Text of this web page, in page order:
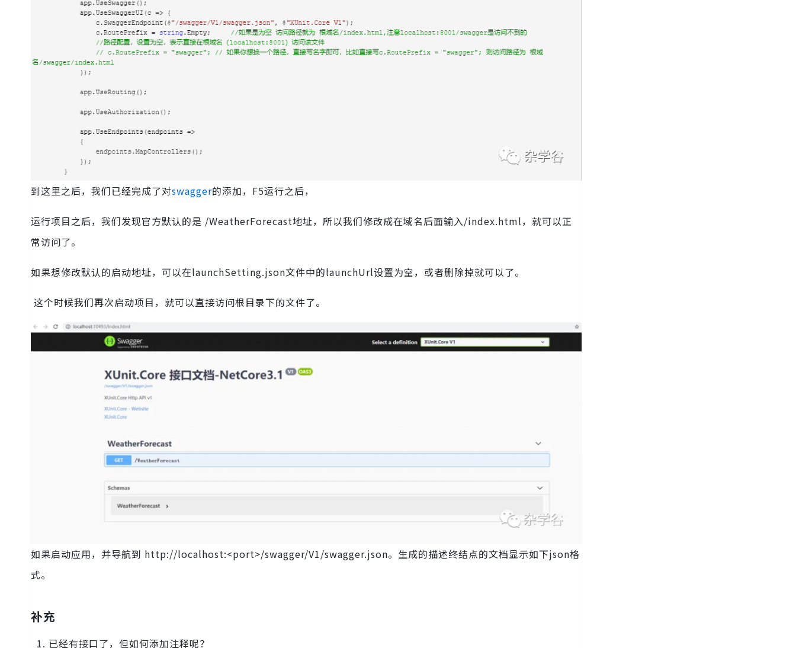
到这里之后，我们已经完成了对swagger的添加，F5运行之后，
运行项目之后，我们发现官方默认的是 /WeatherForecast地址，所以我们修改成在域名后面输入/index.html，就可以正
常访问了。
如果想修改默认的启动地址，可以在launchSetting.json文件中的launchUrl设置为空，或者删除掉就可以了。
这个时候我们再次启动项目，就可以直接访问根目录下的文件了。
如果启动应用，并导航到 http://localhost:<port>/swagger/V1/swagger.json。生成的描述终结点的文档显示如下json格
式。
补充
1. 已经有接口了，但如何添加注释呢？